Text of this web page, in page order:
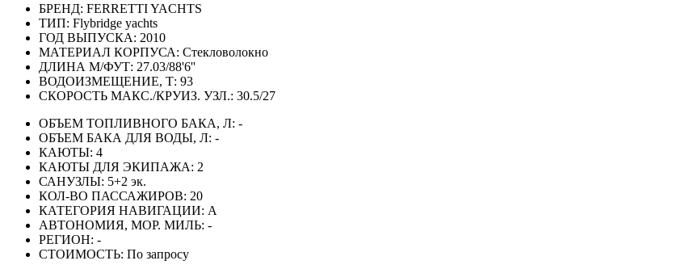
БРЕНД: FERRETTI YACHTS
ТИП: Flybridge yachts
ГОД ВЫПУСКА: 2010
МАТЕРИАЛ КОРПУСА: Стекловолокно
ДЛИНА М/ФУТ: 27.03/88'6''
ВОДОИЗМЕЩЕНИЕ, Т: 93
СКОРОСТЬ МАКС./КРУИЗ. УЗЛ.: 30.5/27
ОБЪЕМ ТОПЛИВНОГО БАКА, Л: -
ОБЪЕМ БАКА ДЛЯ ВОДЫ, Л: -
КАЮТЫ: 4
КАЮТЫ ДЛЯ ЭКИПАЖА: 2
САНУЗЛЫ: 5+2 эк.
КОЛ-ВО ПАССАЖИРОВ: 20
КАТЕГОРИЯ НАВИГАЦИИ: А
АВТОНОМИЯ, МОР. МИЛЬ: -
РЕГИОН: -
СТОИМОСТЬ: По запросу